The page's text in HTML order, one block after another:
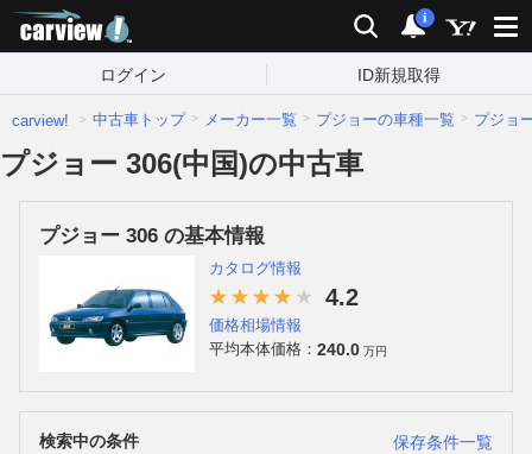
検索 通知
i
ログイン ID新規取得
carview! 中古車トップ メーカー一覧 プジョーの車種一覧 プジョ
プジョー 306(中国)の中古車
プジョー 306 の基本情報
カタログ情報
4.2
価格相場情報
平均本体価格： 240.0 万円
検索中の条件 保存条件一覧